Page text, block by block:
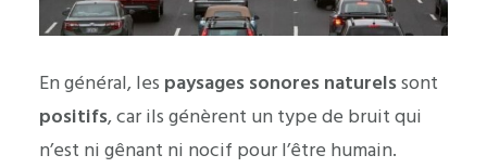
En général, les paysages sonores naturelssont
positifs, car ils génèrent un type de bruit qui
n’est ni gênant ni nocif pour l’être humain.